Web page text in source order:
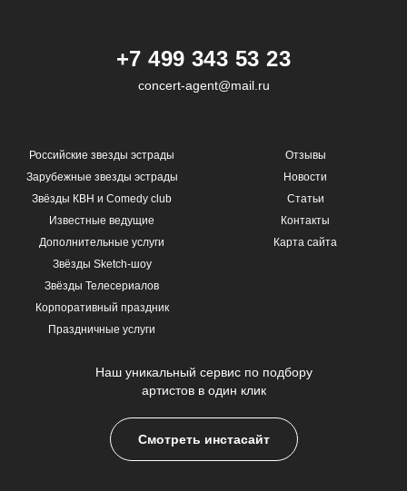
+7 499 343 53 23
concert-agent@mail.ru
Российские звезды эстрады
Зарубежные звезды эстрады
Звёзды КВН и Comedy club
Известные ведущие
Дополнительные услуги
Звёзды Sketch-шоу
Звёзды Телесериалов
Корпоративный праздник
Праздничные услуги
Отзывы
Новости
Статьи
Контакты
Карта сайта
Наш уникальный сервис по подбору
артистов в один клик
Смотреть инстасайт